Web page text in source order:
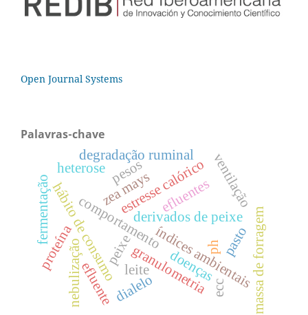
Open Journal Systems
Palavras-chave
peixe
derivados de peixe
hábito de consumo
comportamento
estresse calórico
índices ambientais
nebulização
ventilação
efluente
fermentação
ph
proteína massa de forragem
zea mays
degradação ruminal
granulometria
efluentes
pesos
pasto
doenças
leite
ecc
dialelo
heterose